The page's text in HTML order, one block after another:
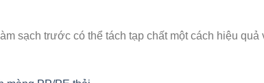
sạch trước có thể tách tạp chất một cách hiệu quả